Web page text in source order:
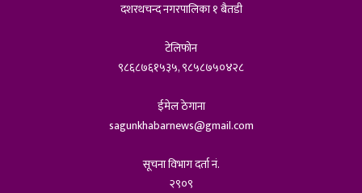
दशरथचन्द नगरपालिका १ बैतडी
टेलिफोन
९८६८७६१५३५, ९८५८७५०४२८
ईमेल ठेगाना
sagunkhabarnews@gmail.com
सूचना विभाग दर्ता नं.
२९०९